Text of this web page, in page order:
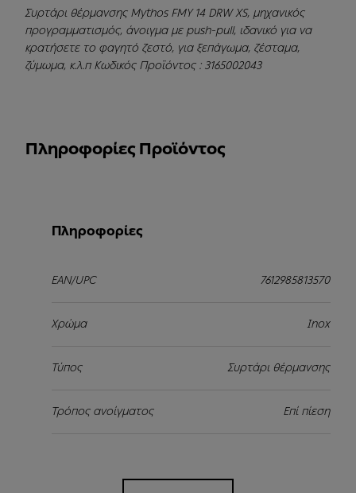
Συρτάρι θέρμανσης Mythos FMY 14 DRW XS, μηχανικός
προγραμματισμός, άνοιγμα με push-pull, ιδανικό για να
κρατήσετε το φαγητό ζεστό, για ξεπάγωμα, ζέσταμα,
ζύμωμα, κ.λ.π Κωδικός Προϊόντος : 3165002043
Πληροφορίες Προϊόντος
Πληροφορίες
EAN/UPC 7612985813570
Χρώμα Inox
Τύπος Συρτάρι θέρμανσης
Τρόπος ανοίγματος Επί πίεση